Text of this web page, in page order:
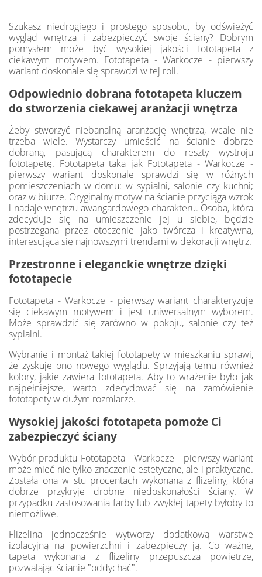
Szukasz niedrogiego i prostego sposobu, by odświeżyć
wygląd wnętrza i zabezpieczyć swoje ściany? Dobrym
pomysłem może być wysokiej jakości fototapeta z
ciekawym motywem. Fototapeta - Warkocze - pierwszy
wariant doskonale się sprawdzi w tej roli.
Odpowiednio dobrana fototapeta kluczem
do stworzenia ciekawej aranżacji wnętrza
Żeby stworzyć niebanalną aranżację wnętrza, wcale nie
trzeba wiele. Wystarczy umieścić na ścianie dobrze
dobraną, pasującą charakterem do reszty wystroju
fototapetę. Fototapeta taka jak Fototapeta - Warkocze -
pierwszy wariant doskonale sprawdzi się w różnych
pomieszczeniach w domu: w sypialni, salonie czy kuchni;
oraz w biurze. Oryginalny motyw na ścianie przyciąga wzrok
i nadaje wnętrzu awangardowego charakteru. Osoba, która
zdecyduje się na umieszczenie jej u siebie, będzie
postrzegana przez otoczenie jako twórcza i kreatywna,
interesująca się najnowszymi trendami w dekoracji wnętrz.
Przestronne i eleganckie wnętrze dzięki
fototapecie
Fototapeta - Warkocze - pierwszy wariant charakteryzuje
się ciekawym motywem i jest uniwersalnym wyborem.
Może sprawdzić się zarówno w pokoju, salonie czy też
sypialni.
Wybranie i montaż takiej fototapety w mieszkaniu sprawi,
że zyskuje ono nowego wyglądu. Sprzyjają temu również
kolory, jakie zawiera fototapeta. Aby to wrażenie było jak
najpełniejsze, warto zdecydować się na zamówienie
fototapety w dużym rozmiarze.
Wysokiej jakości fototapeta pomoże Ci
zabezpieczyć ściany
Wybór produktu Fototapeta - Warkocze - pierwszy wariant
może mieć nie tylko znaczenie estetyczne, ale i praktyczne.
Została ona w stu procentach wykonana z flizeliny, która
dobrze przykryje drobne niedoskonałości ściany. W
przypadku zastosowania farby lub zwykłej tapety byłoby to
niemożliwe.
Flizelina jednocześnie wytworzy dodatkową warstwę
izolacyjną na powierzchni i zabezpieczy ją. Co ważne,
tapeta wykonana z flizeliny przepuszcza powietrze,
pozwalając ścianie "oddychać".